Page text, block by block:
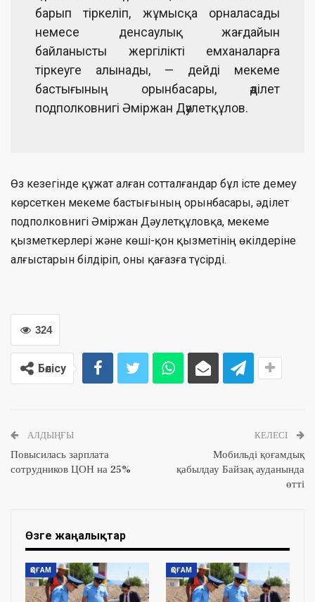
барып тіркеліп, жұмысқа орналасады
немесе денсаулық жағдайын
байланысты жергілікті емханаларға
тіркеуге алынады, — дейді мекеме
бастығының орынбасары, әділет
подполковнигі Әміржан Дәулетқұлов.
Өз кезегінде құжат алған сотталғандар бұл істе демеу
көрсеткен мекеме бастығының орынбасары, әділет
подполковнигі Әміржан Дәулетқұловқа, мекеме
қызметкерлері және көші-қон қызметінің өкілдеріне
алғыстарын білдіріп, оны қағазға түсірді.
324
Бөлісу
АЛДЫҢҒЫ
Повысилась зарплата
сотрудников ЦОН на 25%
КЕЛЕСІ
Мобильді қоғамдық
қабылдау Байзақ ауданында
өтті
Өзге жаңалықтар
ҚОҒАМ ҚОҒАМ